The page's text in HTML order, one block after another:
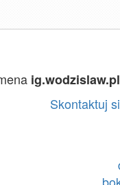
ig.wodzislaw.pl
Skontaktuj